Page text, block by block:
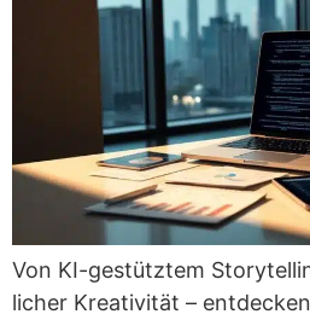
Von KI-gestütz­tem
li­cher Krea­ti­vi­tät –